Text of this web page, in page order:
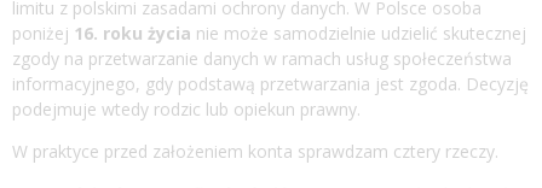
limitu z polskimi zasadami ochrony danych. W Polsce osoba
poniżej 16. roku życia nie może samodzielnie udzielić skutecznej
zgody na przetwarzanie danych w ramach usług społeczeństwa
informacyjnego, gdy podstawą przetwarzania jest zgoda. Decyzję
podejmuje wtedy rodzic lub opiekun prawny.
W praktyce przed założeniem konta sprawdzam cztery rzeczy.